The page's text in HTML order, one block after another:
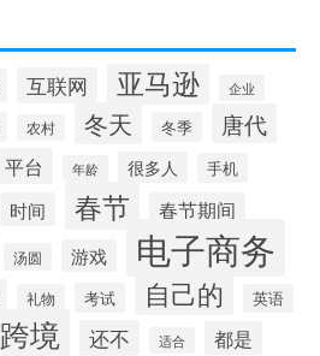
互联网 亚马逊 企业
农村 冬天 冬季 唐代
平台 年龄 很多人 手机
时间 春节 春节期间
汤圆 游戏 电子商务
礼物 考试 自己的 英语
跨境 还不 适合 都是